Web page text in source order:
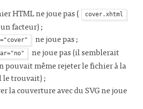
HTML ne joue pas (
cover.xhtml
facteur) ;
ne joue pas ;
ne joue pas (il semblerait
pouvait même rejeter le fichier à la
le trouvait) ;
la couverture avec du SVG ne joue